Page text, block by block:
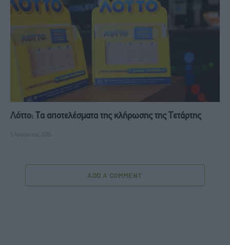
Λόττο: Τα αποτελέσματα της κλήρωσης της Τετάρτης
5 Αυγούστου, 2026
ADD A COMMENT